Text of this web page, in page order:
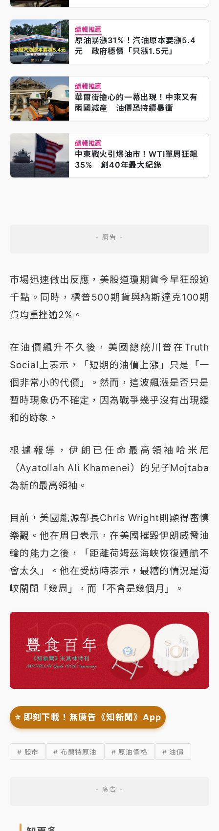
編輯推薦
原油暴漲31%！汽油原本要漲5.4
元 政府穩價「只漲1.5元」
編輯推薦
華爾街擔心的一幕出現！中東又有
兩國減產 油價恐持續暴衝
編輯推薦
中東戰火引爆油市！WTI單周狂飆
35% 創40年最大紀錄
市場迅速做出反應，美股道瓊期貨今早狂殺逾
千點。同時，標普500期貨與納斯達克100期
貨均重挫逾2%。
在油價飆升不久後，美國總統川普在Truth
Social上表示，「短期的油價上漲」只是「一
個非常小的代價」。然而，這波飆漲是否只是
暫時現象仍不確定，因為戰爭幾乎沒有出現緩
和的跡象。
根據報導，伊朗已任命最高領袖哈米尼
（Ayatollah Ali Khamenei）的兒子Mojtaba
為新的最高領袖。
目前，美國能源部長Chris Wright則顯得審慎
樂觀。他在周日表示，在美國摧毀伊朗威脅油
輪的能力之後，「距離荷姆茲海峽恢復通航不
會太久」。他在受訪時表示，最糟的情況是海
峽關閉「幾周」，而「不會是幾個月」。
⭐️ 即刻下載！無廣告《知新聞》App
# 股市 # 布蘭特原油 # 原油價格 # 油價